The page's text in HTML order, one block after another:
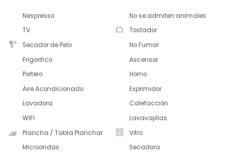
Nespresso
No se admiten animales
TV
Tostador
Secador de Pelo
No Fumar
Frigorifico
Ascensor
Portero
Horno
Aire Acondicionado
Exprimidor
Lavadora
Calefacción
WIFI
Lavavajillas
Plancha / Tabla Planchar
Vitro
Microondas
Secadora